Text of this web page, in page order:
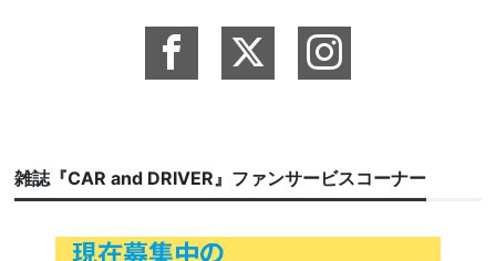
雑誌『CAR and DRIVER』ファンサービスコーナー